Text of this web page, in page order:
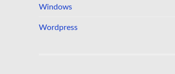
Windows
Wordpress